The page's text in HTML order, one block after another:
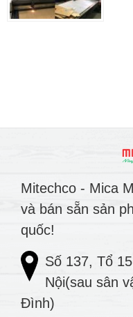
Mitechco - Mica
và bán sẵn sản
quốc!
Số 137, Tổ
Nội(sau sân
Đình)